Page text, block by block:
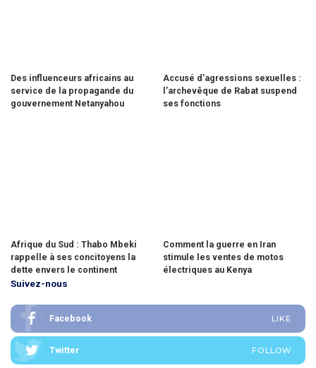
Des influenceurs africains au
service de la propagande du
gouvernement Netanyahou
Accusé d’agressions sexuelles :
l’archevêque de Rabat suspend
ses fonctions
Afrique du Sud : Thabo Mbeki
rappelle à ses concitoyens la
dette envers le continent
Comment la guerre en Iran
stimule les ventes de motos
électriques au Kenya
Suivez-nous
Facebook LIKE
Twitter FOLLOW